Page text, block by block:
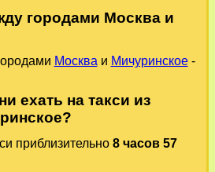
городами Москва и
Москва и Мичуринское-
ехать на такси из
приблизительно 8 часов 57